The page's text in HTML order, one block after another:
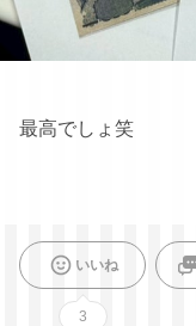
最高でしょ笑
いいね
3